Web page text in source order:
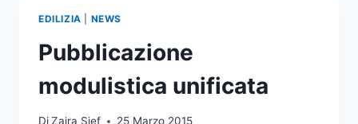
EDILIZIA NEWS
Pubblicazione
modulistica unificata
DiZaira Sief 25 Marzo 2015